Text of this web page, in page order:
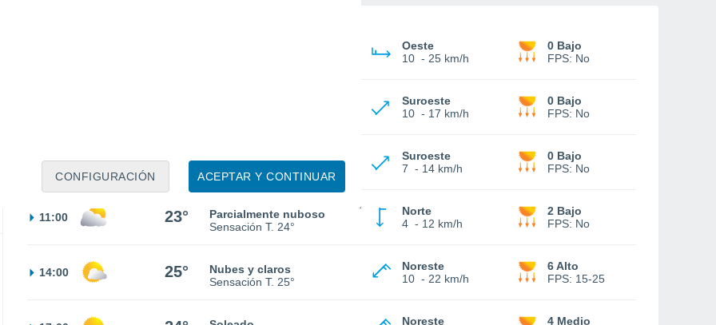
ACEPTAR Y CONTINUAR
CONFIGURACIÓN
Oeste
10 - 25 km/h
0 Bajo
FPS: No
Suroeste
10 - 17 km/h
0 Bajo
FPS: No
08:00 19°
Nubes y claros
Sensación T.19°
Suroeste
7 - 14 km/h
0 Bajo
FPS: No
11:00 23°
Parcialmente nuboso
Sensación T. 24°
Norte
4 - 12 km/h
2 Bajo
FPS: No
14:00 25°
Nubes y claros
Sensación T. 25°
Noreste
10 - 22 km/h
6 Alto
FPS: 15-25
Noreste
4 Medio